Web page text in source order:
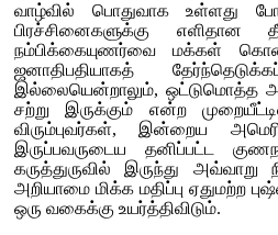
வாழ்வில் பொதுவாக உள்ளது
பிரச்சினைகளுக்கு
நம்பிக்கையுணர்வை மக்கள்
ஜனாதிபதியாகத்
இல்லையென்றாலும், ஒட்டுமொத்த
சற்று இருக்கும் என்ற
விரும்புவர்கள், இன்றைய
இருப்பவருடைய தனிப்பட்ட
கருத்துருவில் இருந்து
அறியாமை மிக்க மதிப்பு ஏதுமற்ற
ஒரு வகைக்கு உயர்த்திவிடும்.